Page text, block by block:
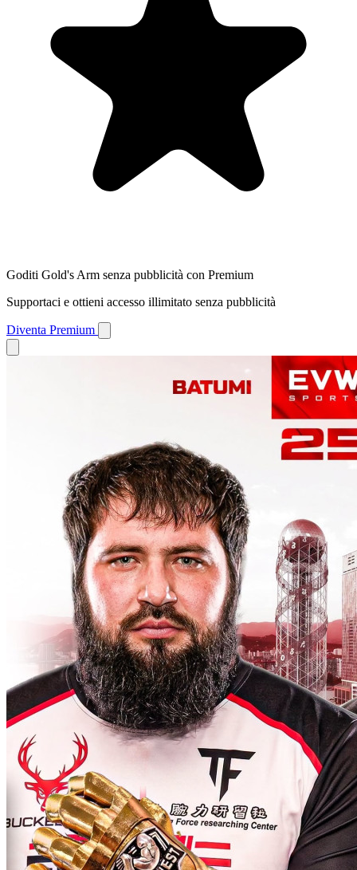
Goditi Gold's Arm senza pubblicità con Premium
Supportaci e ottieni accesso illimitato senza pubblicità
Diventa Premium